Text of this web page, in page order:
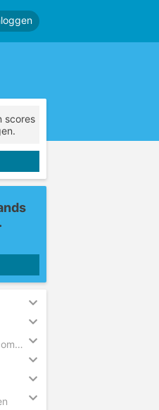
scores
trappen van vergelijking, comparatief en superlatief